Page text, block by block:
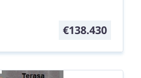
€138.430